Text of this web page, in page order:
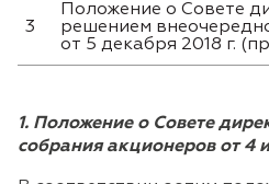
3
Положение о Совете
решением
от 5 декабря 2018 г.
1. Положение о Совете
собрания акционеров от 4